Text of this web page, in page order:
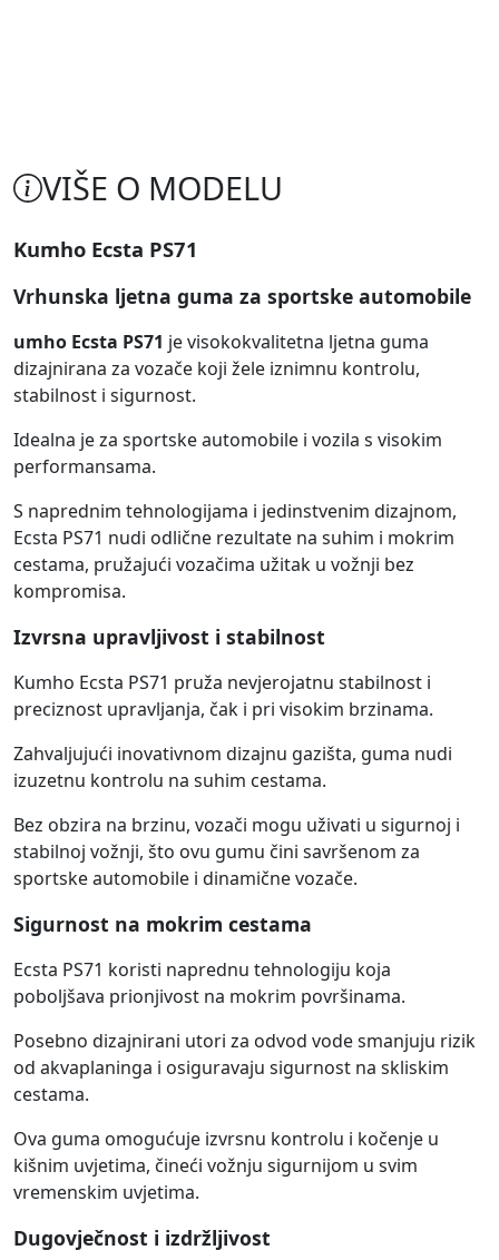
VIŠE O MODELU
Kumho Ecsta PS71
Vrhunska ljetna guma za sportske automobile
umho Ecsta PS71 je visokokvalitetna ljetna guma
dizajnirana za vozače koji žele iznimnu kontrolu,
stabilnost i sigurnost.
Idealna je za sportske automobile i vozila s visokim
performansama.
S naprednim tehnologijama i jedinstvenim dizajnom,
Ecsta PS71 nudi odlične rezultate na suhim i mokrim
cestama, pružajući vozačima užitak u vožnji bez
kompromisa.
Izvrsna upravljivost i stabilnost
Kumho Ecsta PS71 pruža nevjerojatnu stabilnost i
preciznost upravljanja, čak i pri visokim brzinama.
Zahvaljujući inovativnom dizajnu gazišta, guma nudi
izuzetnu kontrolu na suhim cestama.
Bez obzira na brzinu, vozači mogu uživati u sigurnoj i
stabilnoj vožnji, što ovu gumu čini savršenom za
sportske automobile i dinamične vozače.
Sigurnost na mokrim cestama
Ecsta PS71 koristi naprednu tehnologiju koja
poboljšava prionjivost na mokrim površinama.
Posebno dizajnirani utori za odvod vode smanjuju rizik
od akvaplaninga i osiguravaju sigurnost na skliskim
cestama.
Ova guma omogućuje izvrsnu kontrolu i kočenje u
kišnim uvjetima, čineći vožnju sigurnijom u svim
vremenskim uvjetima.
Dugovječnost i izdržljivost